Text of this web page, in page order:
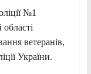
№1
ветеранів,
України.